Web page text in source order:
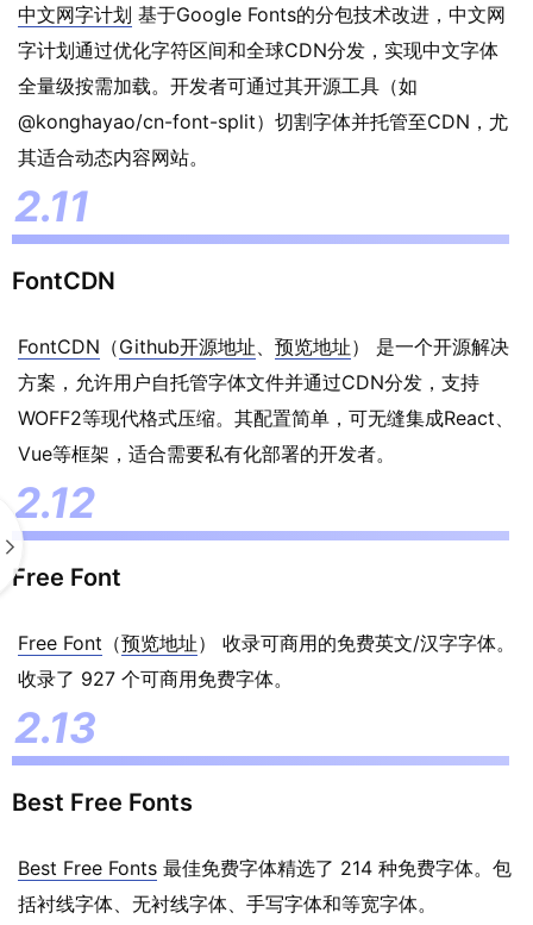
中文网字计划 基于Google Fonts的分包技术改进，中文网
字计划通过优化字符区间和全球CDN分发，实现中文字体
全量级按需加载。开发者可通过其开源工具（如
@konghayao/cn-font-split）切割字体并托管至CDN，尤
其适合动态内容网站。
FontCDN
FontCDN （Github开源地址 预览地址） 是一个开源解决
方案，允许用户自托管字体文件并通过CDN分发，支持
WOFF2等现代格式压缩。其配置简单，可无缝集成React、
Vue等框架，适合需要私有化部署的开发者。
Free Font
Free Font （预览地址） 收录可商用的免费英文/汉字字体。
收录了 927 个可商用免费字体。
Best Free Fonts
Best Free Fonts 最佳免费字体精选了 214 种免费字体。包
括衬线字体、无衬线字体、手写字体和等宽字体。